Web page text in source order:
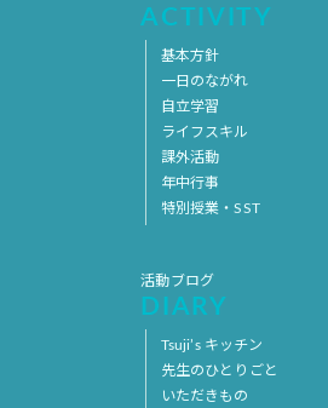
ACTIVITY
基本方針
一日のながれ
自立学習
ライフスキル
課外活動
年中行事
特別授業・SST
活動ブログ
DIARY
Tsuji’s キッチン
先生のひとりごと
いただきもの